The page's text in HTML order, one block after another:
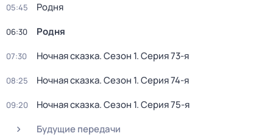
05:45 Родня
06:30 Родня
07:30 Ночная сказка. Сезон 1. Серия 73-я
08:25 Ночная сказка. Сезон 1. Серия 74-я
09:20 Ночная сказка. Сезон 1. Серия 75-я
Будущие передачи